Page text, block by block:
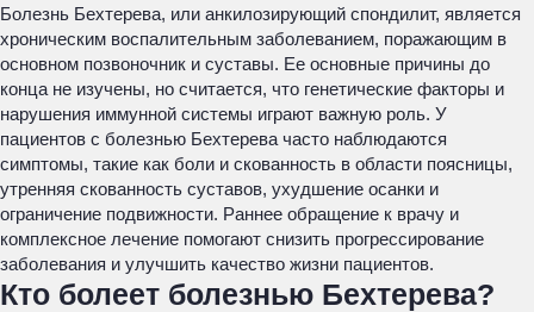
Болезнь Бехтерева, или анкилозирующий спондилит, является
хроническим воспалительным заболеванием, поражающим в
основном позвоночник и суставы. Ее основные причины до
конца не изучены, но считается, что генетические факторы и
нарушения иммунной системы играют важную роль. У
пациентов с болезнью Бехтерева часто наблюдаются
симптомы, такие как боли и скованность в области поясницы,
утренняя скованность суставов, ухудшение осанки и
ограничение подвижности. Раннее обращение к врачу и
комплексное лечение помогают снизить прогрессирование
заболевания и улучшить качество жизни пациентов.
Кто болеет болезнью Бехтерева?